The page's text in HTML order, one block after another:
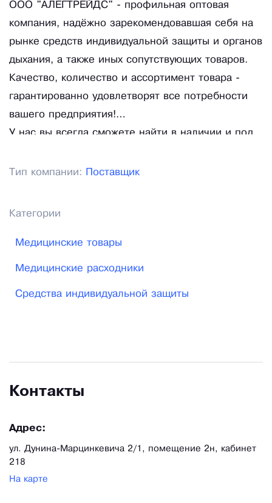
ООО "АЛЕГТРЕЙДС" - профильная оптовая
компания, надёжно зарекомендовавшая себя на
рынке средств индивидуальной защиты и органов
дыхания, а также иных сопутствующих товаров.
Качество, количество и ассортимент товара -
гарантированно удовлетворят все потребности
вашего предприятия!
У нас вы всегда сможете найти в наличии и под
известным мировых производителей!
Тип компании: Поставщик
Категории
Медицинские товары
Медицинские расходники
Средства индивидуальной защиты
Контакты
Адрес:
ул. Дунина-Марцинкевича 2/1, помещение 2н, кабинет
218
На карте